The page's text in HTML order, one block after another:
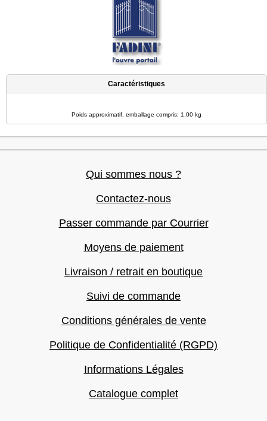
Caractéristiques
Poids approximatif, emballage compris: 1.00 kg
Qui sommes nous ?
Contactez-nous
Passer commande par Courrier
Moyens de paiement
Livraison / retrait en boutique
Suivi de commande
Conditions générales de vente
Politique de Confidentialité (RGPD)
Informations Légales
Catalogue complet